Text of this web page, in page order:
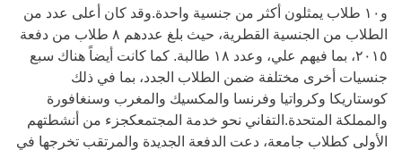
و١٠ طلاب يمثلون أكثر من جنسية واحدة.وقد كان أعلى عدد من
الطلاب من الجنسية القطرية، حيث بلغ عددهم ٨ طلاب من دفعة
٢٠١٥، بما فيهم علي، وعدد ١٨ طالبة. كما كانت أيضاً هناك سبع
جنسيات أخرى مختلفة ضمن الطلاب الجدد، بما في ذلك
كوستاريكا وكرواتيا وفرنسا والمكسيك والمغرب وسنغافورة
والمملكة المتحدة.التفاني نحو خدمة المجتمعكجزء من أنشطتهم
الأولى كطلاب جامعة، دعت الدفعة الجديدة والمرتقب تخرجها في